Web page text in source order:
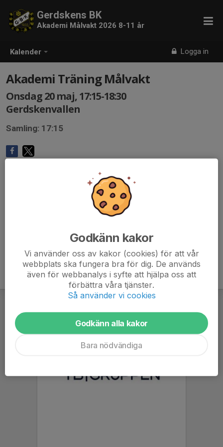
Kalender Logga in
Gerdskens BK
Akademi Målvakt 2026 8-11 år
Akademi Träning Målvakt
Onsdag 20 maj, 17:15-18:30
Gerdskenvallen
Samling: 17:15
Godkänn kakor
Vi använder oss av kakor (cookies) för att vår
webbplats ska fungera bra för dig. De används
även för webbanalys i syfte att hjälpa oss att
förbättra våra tjänster.
Så använder vi cookies
Godkänn alla kakor
Bara nödvändiga